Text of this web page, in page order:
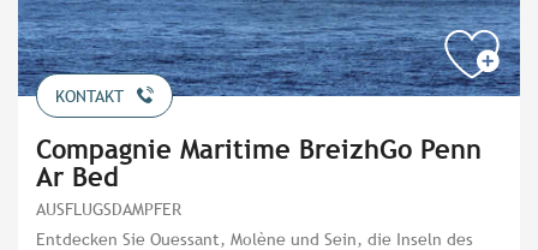
KONTAKT
Compagnie Maritime BreizhGo Penn
Ar Bed
AUSFLUGSDAMPFER
Entdecken Sie Ouessant, Molène und Sein, die Inseln des